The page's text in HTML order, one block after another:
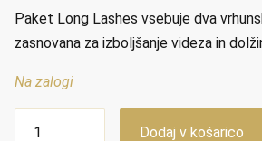
Paket Long Lashes vsebuje dva
zasnovana za izboljšanje videza in
Na zalogi
Dodaj v košarico